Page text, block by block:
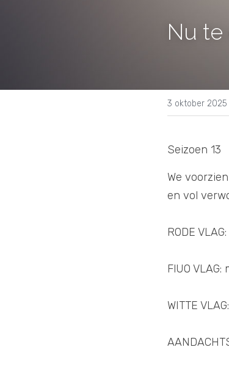
Nu
3 oktober 2025
Seizoen 13
We
en vol
RODE
FlUO VLAG:
WITTE